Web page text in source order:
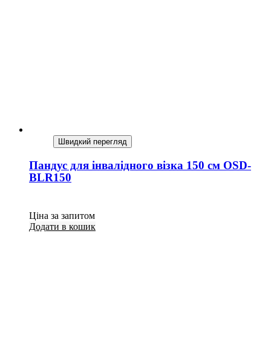
Швидкий перегляд
Пандус для інвалідного візка 150 см OSD-
BLR150
Ціна за запитом
Додати в кошик